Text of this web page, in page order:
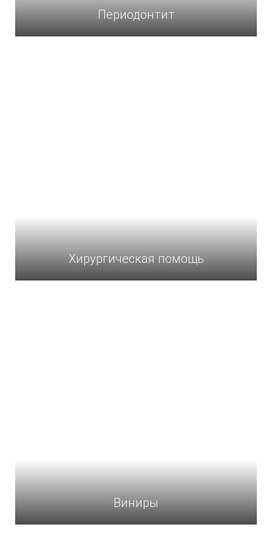
Периодонтит
Хирургическая помощь
Виниры